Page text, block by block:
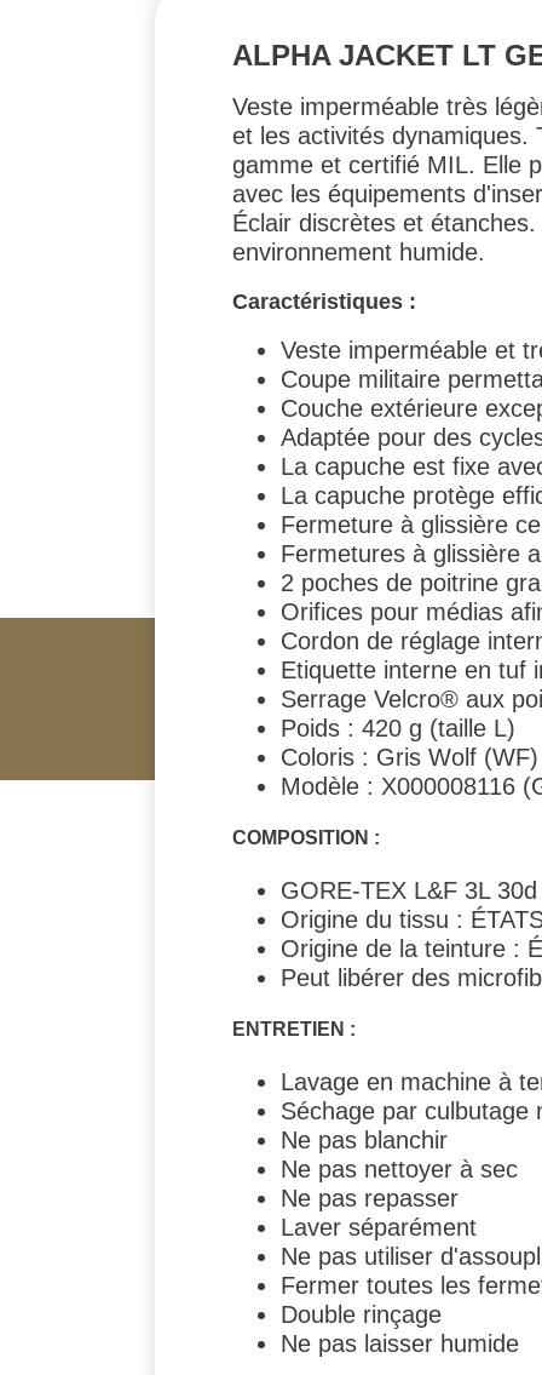
ALPHA JACKET LT
Veste imperméable très
et les activités dynamiques.
gamme et certifié MIL. Elle
avec les équipements
Éclair discrètes et
environnement humide.
Caractéristiques :
Veste imperméable et
Coupe militaire
Couche extérieure
Adaptée pour des
La capuche est fixe
La capuche protège
Fermeture à glissière
Fermetures à glissière
2 poches de poitrine
Orifices pour médias
Cordon de réglage
Etiquette interne en tuf
Serrage Velcro® aux
Poids : 420 g (taille L)
Coloris : Gris Wolf (WF)
Modèle : X000008116
COMPOSITION :
GORE-TEX L&F 3L
Origine du tissu :
Origine de la teinture :
Peut libérer des
ENTRETIEN :
Lavage en machine à
Séchage par culbutage
Ne pas blanchir
Ne pas nettoyer à sec
Ne pas repasser
Laver séparément
Ne pas utiliser
Fermer toutes les
Double rinçage
Ne pas laisser humide